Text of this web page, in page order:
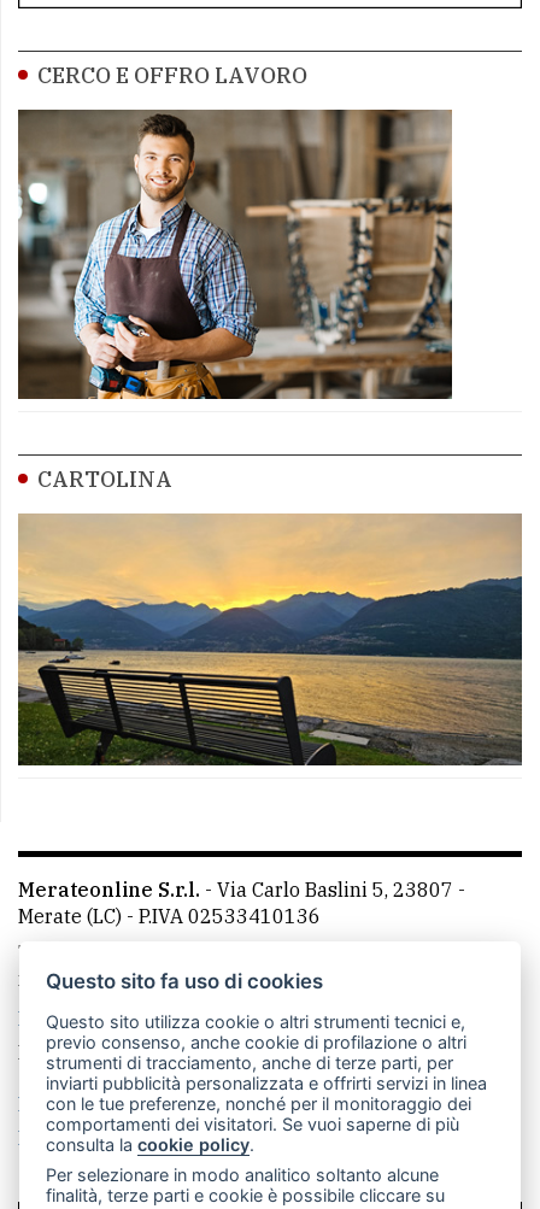
CERCO E OFFRO LAVORO
CARTOLINA
Merateonline S.r.l. - Via Carlo Baslini 5, 23807 -
Merate (LC) - P.IVA 02533410136
Telefono:
mail: redazione@leccoonline.com
La redazione
MerateOnline CasateOnline
RSS
Made by VIP
Privacy policy
Cookie policy
Rivedi le tue scelte sui cookie
Questo sito fa uso di cookies
Questo sito utilizza cookie o altri strumenti tecnici e,
previo consenso, anche cookie di profilazione o altri
strumenti di tracciamento, anche di terze parti, per
inviarti pubblicità personalizzata e offrirti servizi in linea
con le tue preferenze, nonché per il monitoraggio dei
comportamenti dei visitatori. Se vuoi saperne di più
consulta lacookie policy.
Per selezionare in modo analitico soltanto alcune
finalità, terze parti e cookie è possibile cliccare su